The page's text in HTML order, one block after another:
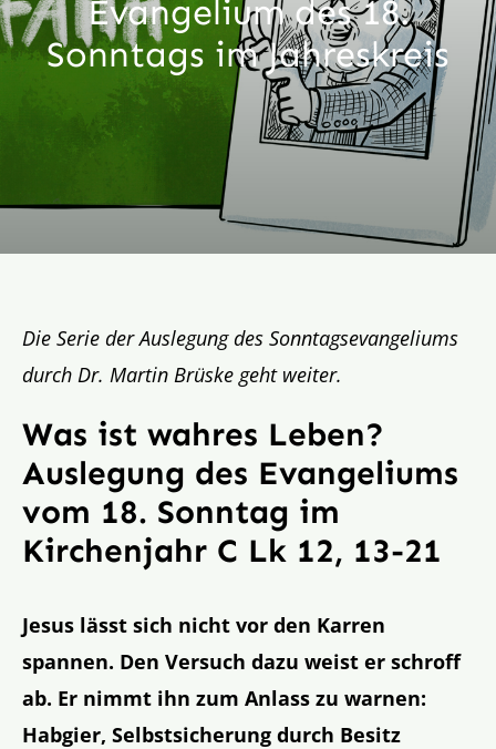
Aktion
Veröffentlichungen
Evangelium des 18.
Sonntags im Jahreskreis
Die Serie der Auslegung des Sonntagsevangeliums
durch Dr. Martin Brüske geht weiter.
Was ist wahres Leben?
Auslegung des Evangeliums
vom 18. Sonntag im
Kirchenjahr C Lk 12, 13-21
Jesus lässt sich nicht vor den Karren
spannen. Den Versuch dazu weist er schroff
ab. Er nimmt ihn zum Anlass zu warnen:
Habgier, Selbstsicherung durch Besitz